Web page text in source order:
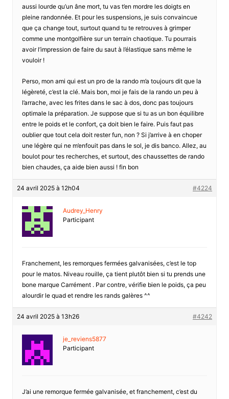
aussi lourde qu’un âne mort, tu vas t’en mordre les doigts en
pleine randonnée. Et pour les suspensions, je suis convaincue
que ça change tout, surtout quand tu te retrouves à grimper
comme une montgolfière sur un terrain chaotique. Tu pourrais
avoir l’impression de faire du saut à l’élastique sans même le
vouloir !
Perso, mon ami qui est un pro de la rando m’a toujours dit que la
légèreté, c’est la clé. Mais bon, moi je fais de la rando un peu à
l’arrache, avec les frites dans le sac à dos, donc pas toujours
optimale la préparation. Je suppose que si tu as un bon équilibre
entre le poids et le confort, ça doit bien le faire. Puis faut pas
oublier que tout cela doit rester fun, non ? Si j’arrive à en choper
une légère qui ne m’enfouit pas dans le sol, je dis banco. Allez, au
boulot pour tes recherches, et surtout, des chaussettes de rando
bien chaudes, ça aide bien aussi ! fin bon
24 avril 2025 à 12h04 #4224
Audrey_Henry
Participant
Franchement, les remorques fermées galvanisées, c’est le top
pour le matos. Niveau rouille, ça tient plutôt bien si tu prends une
bone marque Carrément . Par contre, vérifie bien le poids, ça peu
alourdir le quad et rendre les rands galères ^^
24 avril 2025 à 13h26 #4242
je_reviens5877
Participant
J’ai une remorque fermée galvanisée, et franchement, c’est du